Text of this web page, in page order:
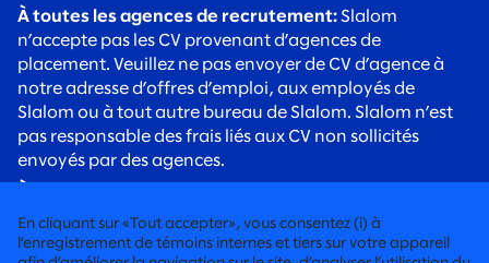
À toutes les agences de recrutement: Slalom
n’accepte pas les CV provenant d’agences de
placement. Veuillez ne pas envoyer de CV d’agence à
notre adresse d’offres d’emploi, aux employés de
Slalom ou à tout autre bureau de Slalom. Slalom n’est
pas responsable des frais liés aux CV non sollicités
envoyés par des agences.
de recrutement. Les recruteurs de Slalom
communiqueront toujours avec vous à l’aide d’une
En cliquant sur «Tout accepter», vous consentez (i) à
l’enregistrement de témoins internes et tiers sur votre appareil